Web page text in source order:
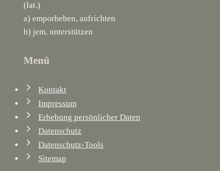
(lat.)
a) emporheben, aufrichten
b) jem. unterstützen
Menü
Kontakt
Impressum
Erhebung persönlicher Daten
Datenschutz
Datenschutz-Tools
Sitemap